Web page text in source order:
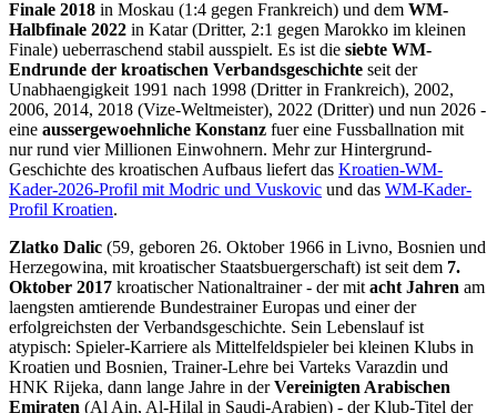
Finale 2018 in Moskau (1:4 gegen Frankreich) und dem WM-
Halbfinale 2022 in Katar (Dritter, 2:1 gegen Marokko im kleinen
Finale) ueberraschend stabil ausspielt. Es ist die siebte WM-
Endrunde der kroatischen Verbandsgeschichte seit der
Unabhaengigkeit 1991 nach 1998 (Dritter in Frankreich), 2002,
2006, 2014, 2018 (Vize-Weltmeister), 2022 (Dritter) und nun 2026 -
eine aussergewoehnliche Konstanz fuer eine Fussballnation mit
nur rund vier Millionen Einwohnern. Mehr zur Hintergrund-
Geschichte des kroatischen Aufbaus liefert das Kroatien-WM-
Kader-2026-Profil mit Modric und Vuskovic und das WM-Kader-
Profil Kroatien.
Zlatko Dalic (59, geboren 26. Oktober 1966 in Livno, Bosnien und
Herzegowina, mit kroatischer Staatsbuergerschaft) ist seit dem 7.
Oktober 2017 kroatischer Nationaltrainer - der mit acht Jahren am
laengsten amtierende Bundestrainer Europas und einer der
erfolgreichsten der Verbandsgeschichte. Sein Lebenslauf ist
atypisch: Spieler-Karriere als Mittelfeldspieler bei kleinen Klubs in
Kroatien und Bosnien, Trainer-Lehre bei Varteks Varazdin und
HNK Rijeka, dann lange Jahre in derVereinigten Arabischen
Emiraten (Al Ain, Al-Hilal in Saudi-Arabien) - der Klub-Titel der